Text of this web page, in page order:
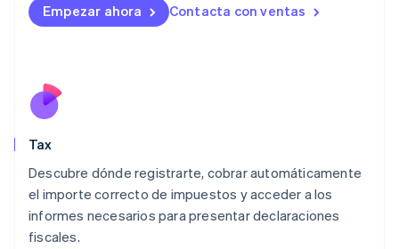
Empezar ahora Contacta con ventas
Tax
Descubre dónde registrarte, cobrar automáticamente
el importe correcto de impuestos y acceder a los
informes necesarios para presentar declaraciones
fiscales.
Liechtenstein
DeutschEnglish
Français
Malasia
English
México
Español
Noruega
English